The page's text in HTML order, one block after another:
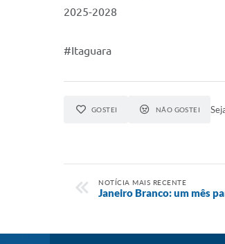
2025-2028
#Itaguara
GOSTEI NÃO GOSTEI
NOTÍCIA MAIS RECENTE
Janeiro Branco: um mês